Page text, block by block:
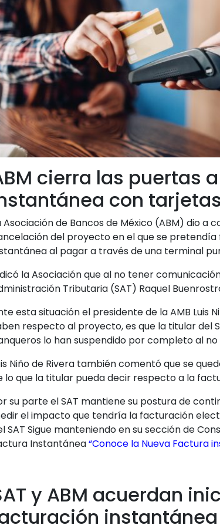
cierra las puertas
con tarjetas
Asociación de Bancos de México (ABM) dio a
del proyecto en el que se
al pagar a través de una terminal
la Asociación que al no tener
Tributaria (SAT) Raquel
esta situación el presidente de la AMB Luis
respecto al proyecto, es que la titular del
lo han suspendido por completo al
Niño de Rivera también comentó que se
lo que la titular pueda decir respecto a la
su parte el SAT mantiene su postura de
el impacto que tendría la facturación
SAT Sigue manteniendo en su sección de
Instantánea“Conoce la Nueva Factura
y ABM acuerdan
instantánea